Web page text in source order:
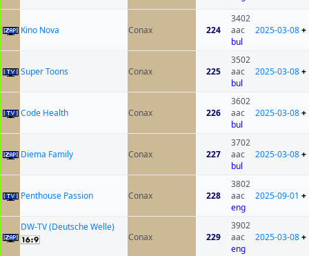
Kino Nova Conax 224
3402
aac
bul
2025-03-08+
Super Toons Conax 225
3502
aac
bul
2025-03-08+
Code Health Conax 226
3602
aac
bul
2025-03-08+
Diema Family Conax 227
3702
aac
bul
2025-03-08+
Penthouse Passion Conax 228
3802
aac
eng
2025-09-01 +
DW-TV (Deutsche Welle)
Conax
229
3902
aac
eng
2025-03-08+